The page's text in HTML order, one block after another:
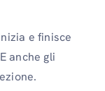
e finisce
anche gli